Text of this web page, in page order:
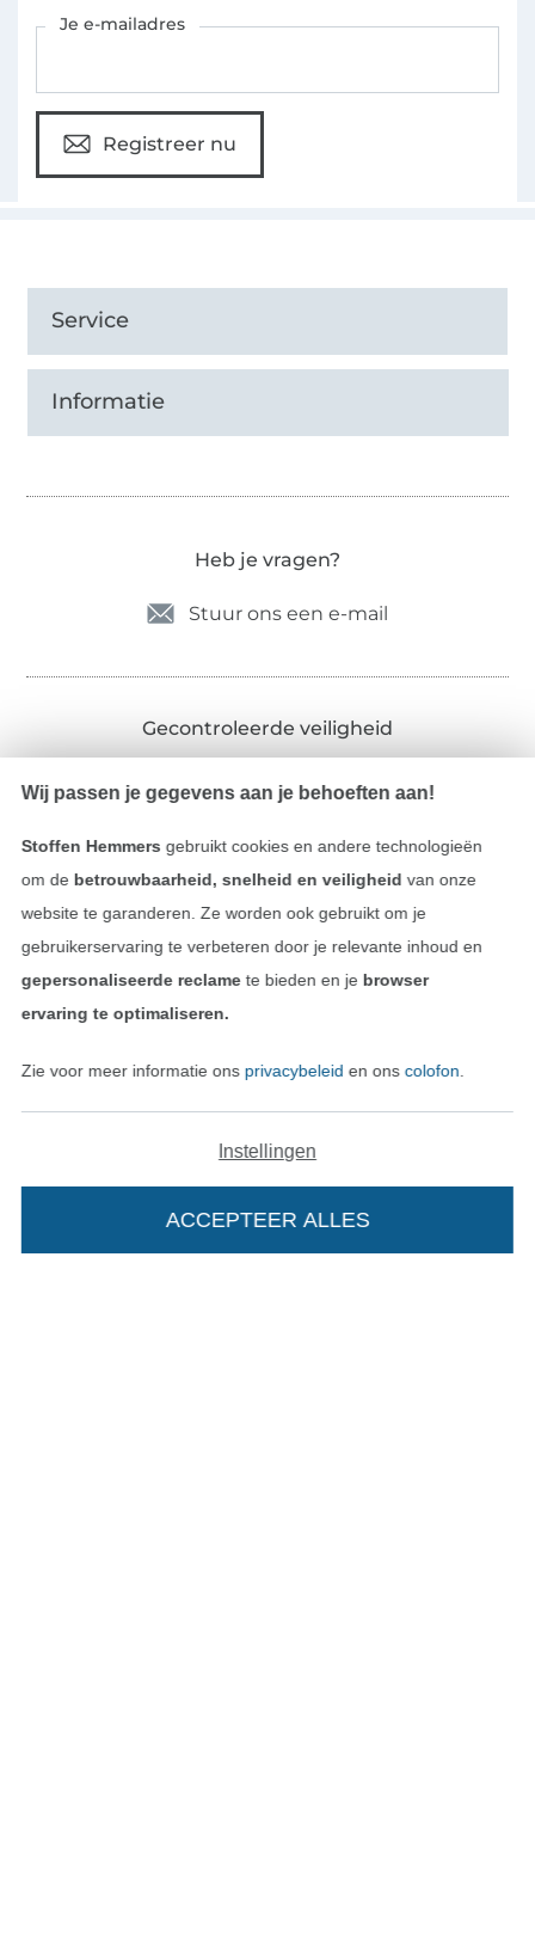
Je e-mailadres
Registreer nu
Service
Informatie
Heb je vragen?
Stuur ons een e-mail
Gecontroleerde veiligheid
Onze transporteurs
Wij passen je gegevens aan je behoeften aan!
Stoffen Hemmers gebruikt cookies en andere technologieën
om de betrouwbaarheid, snelheid en veiligheid van onze
website te garanderen. Ze worden ook gebruikt om je
gebruikerservaring te verbeteren door je relevante inhoud en
gepersonaliseerde reclamete bieden en je browser
ervaring te optimaliseren.
Zie voor meer informatie ons privacybeleid en ons colofon
Instellingen
ACCEPTEER ALLES